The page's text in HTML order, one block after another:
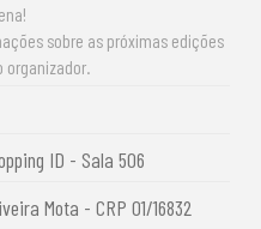
sobre as próximas edições
organizador.
ID - Sala 506
Mota - CRP 01/16832